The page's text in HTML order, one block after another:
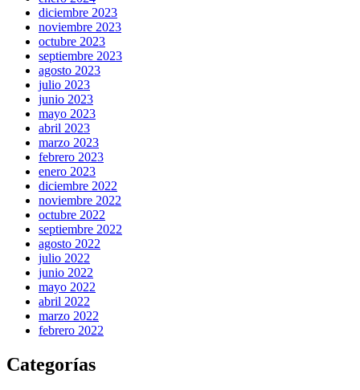
diciembre 2023
noviembre 2023
octubre 2023
septiembre 2023
agosto 2023
julio 2023
junio 2023
mayo 2023
abril 2023
marzo 2023
febrero 2023
enero 2023
diciembre 2022
noviembre 2022
octubre 2022
septiembre 2022
agosto 2022
julio 2022
junio 2022
mayo 2022
abril 2022
marzo 2022
febrero 2022
Categorías